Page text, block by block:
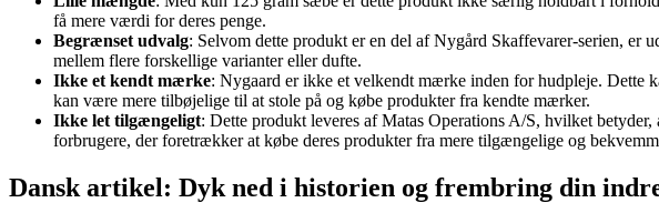
få mere værdi for deres penge.
Begrænset udvalg: Selvom dette produkt er en del af Nygård Skaffevarer-serien, er
mellem flere forskellige varianter eller dufte.
Ikke et kendt mærke: Nygaard er ikke et velkendt mærke inden for hudpleje. Dette
kan være mere tilbøjelige til at stole på og købe produkter fra kendte mærker.
Ikke let tilgængeligt: Dette produkt leveres af Matas Operations A/S, hvilket
forbrugere, der foretrækker at købe deres produkter fra mere tilgængelige og
Dansk artikel: Dyk ned i historien og frembring din